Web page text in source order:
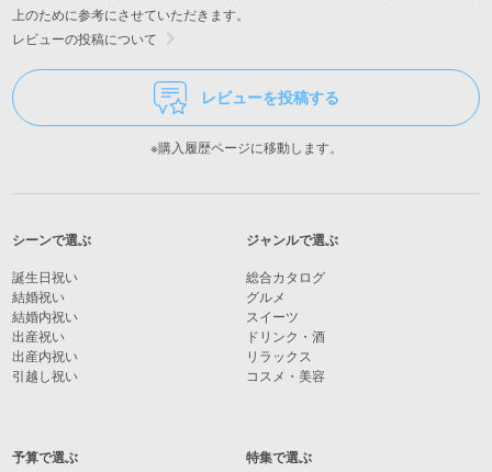
上のために参考にさせていただきます。
レビューの投稿について
レビューを投稿する
※購入履歴ページに移動します。
シーンで選ぶ
誕生日祝い
結婚祝い
結婚内祝い
出産祝い
出産内祝い
引越し祝い
予算で選ぶ
ジャンルで選ぶ
総合カタログ
グルメ
スイーツ
ドリンク・酒
リラックス
コスメ・美容
特集で選ぶ